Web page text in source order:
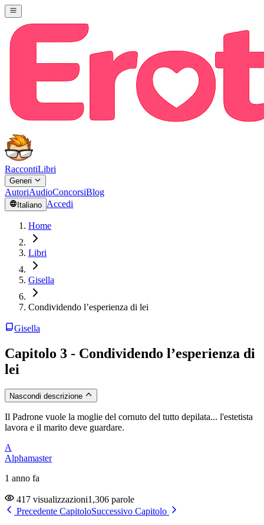
RaccontiLibri
Generi
AutoriAudioConcorsiBlog
Italiano Accedi
Home
Libri
Gisella
Condividendo l’esperienza di lei
Gisella
Capitolo 3 - Condividendo l’esperienza di
lei
Nascondi descrizione
Il Padrone vuole la moglie del cornuto del tutto depilata... l'estetista
lavora e il marito deve guardare.
A
Alphamaster
1 anno fa
417 visualizzazioni1,306 parole
Precedente CapitoloSuccessivo Capitolo